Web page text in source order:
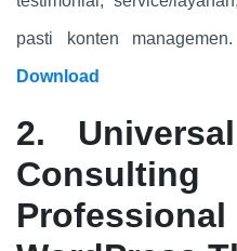
pasti konten managemen.
Download
2.